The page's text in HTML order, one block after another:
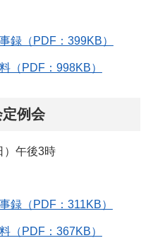
録（PDF：399KB）
（PDF：998KB）
例会
）午後3時
録（PDF：311KB）
（PDF：367KB）